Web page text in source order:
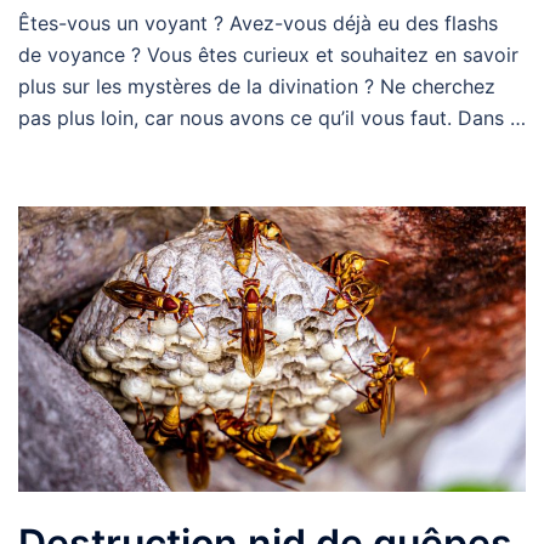
Êtes-vous un voyant ? Avez-vous déjà eu des flashs
de voyance ? Vous êtes curieux et souhaitez en savoir
plus sur les mystères de la divination ? Ne cherchez
pas plus loin, car nous avons ce qu’il vous faut. Dans …